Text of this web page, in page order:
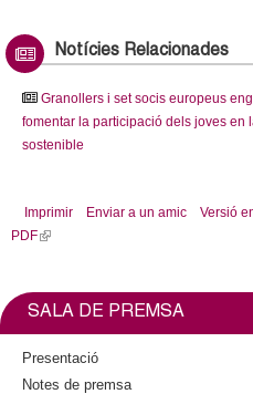
x
e
r
n
Notícies Relacionades
Granollers i set socis europeus
fomentar la participació dels joves en
sostenible
Imprimir Enviar a un amic
Versió
PDF(
n
i
SALA DE PREMSA
Presentació
Notes de premsa